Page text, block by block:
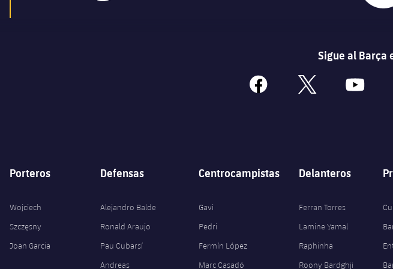
Sigue al Barça
facebook x youtube
Porteros
Wojciech
Szczęsny
Joan Garcia
Defensas
Alejandro Balde
Ronald Araujo
Pau Cubarsí
Andreas
Centrocampistas
Gavi
Pedri
Fermín López
Marc Casadó
Delanteros
Ferran Torres
Lamine Yamal
Raphinha
Roony Bardghji